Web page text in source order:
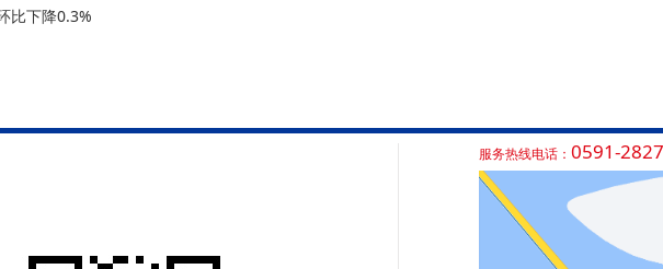
比下降0.3%
服务热线电话：0591-